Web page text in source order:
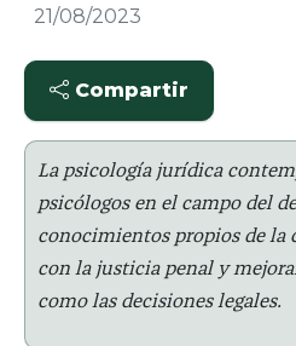
Compartir
21/08/2023
La psicología jurídica
psicólogos en el campo del
conocimientos propios de la
con la justicia penal y
como las decisiones legales.